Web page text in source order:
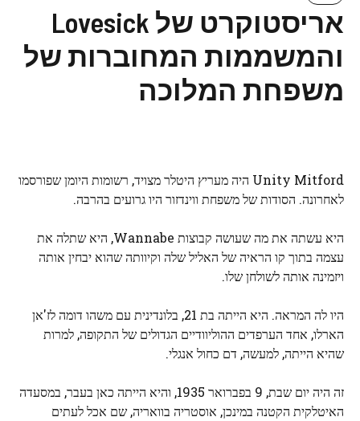
אריסטוקרט של Lovesick
והמשממות המחוברות של
משפחת המלוכה
Unity Mitford היה מעריץ היטלר מצויד, רשומות היומן שפורסמו
לאחרונה. הסודות של משפחת ווינדזור היו גרועים בהרבה.
היא עשתה את מה שעושה קבוצות Wannabe, היא שתלה את
עצמה בתוך קו הראיה של האליל שלה וקיוותה שהוא יבחין אותה
ויזמינה אותה לשולחן שלו.
היו לה המראה. היא הייתה בת 21, בלונדינית עם משהו דומה לז'אן
הארלו, אחד הערפדים ההוליוודיים הגדולים של התקופה, למרות
שהיא הייתה, למעשה, דם כחול אנגלי.
זה היה יום שבת, 9 בפברואר 1935, והיא הייתה כאן בעבר, במסעדה
האיטלקית הקטנה במינכן, אוסטריה בוואריה, שם אכל לעתים